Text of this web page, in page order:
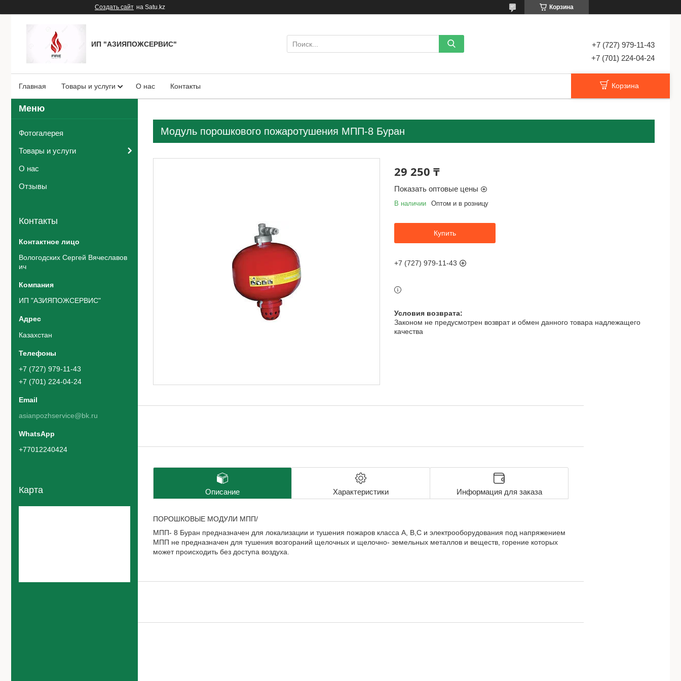
Создать сайт на Satu.kz Корзина
ИП "АЗИЯПОЖСЕРВИС"
+7 (727) 979-11-43
+7 (701) 224-04-24
Главная Товары и услуги О нас Контакты Корзина
Модуль порошкового пожаротушения МПП-8 Буран
29 250 ₸
Показать оптовые цены
В наличии Оптом и в розницу
Купить
+7 (727) 979-11-43
Законом не предусмотрен возврат и обмен данного товара надлежащего
качества
Описание Характеристики Информация для заказа
ПОРОШКОВЫЕ МОДУЛИ МПП/
МПП- 8 Буран предназначен для локализации и тушения пожаров класса A, B,C и электрооборудования под напряжением
МПП не предназначен для тушения возгораний щелочных и щелочно- земельных металлов и веществ, горение которых
может происходить без доступа воздуха.
Фотогалерея
Товары и услуги
О нас
Отзывы
Контакты
Вологодских Сергей Вячеславов
ич
ИП "АЗИЯПОЖСЕРВИС"
Казахстан
+7 (727) 979-11-43
+7 (701) 224-04-24
asianpozhservice@bk.ru
+77012240424
Карта